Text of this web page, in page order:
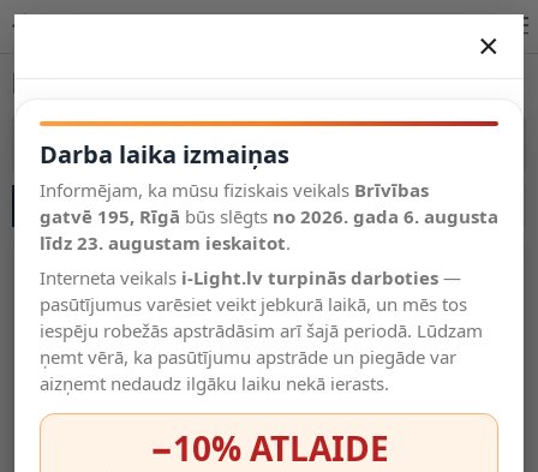
Salīdzināt
Vēlmju
saraksts
Valodas
Prožektori ar saules paneļiem
Vairāk kategoriju
×
Darba laika izmaiņas
Informējam, ka mūsu fiziskais veikals Brīvības
gatvē 195, Rīgā būs slēgts no 2026. gada 6. augusta
līdz 23. augustam ieskaitot.
Interneta veikals i-Light.lv turpinās darboties —
pasūtījumus varēsiet veikt jebkurā laikā, un mēs tos
iespēju robežās apstrādāsim arī šajā periodā. Lūdzam
ņemt vērā, ka pasūtījumu apstrāde un piegāde var
aizņemt nedaudz ilgāku laiku nekā ierasts.
−10% ATLAIDE